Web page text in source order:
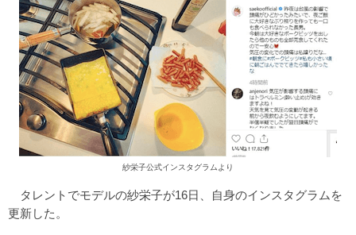
紗栄子公式インスタグラムより
タレントでモデルの紗栄子が16日、自身のインスタグラムを
更新した。